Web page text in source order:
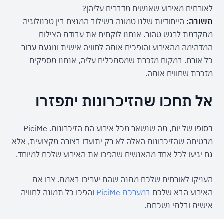
לאורחים מאירוע שאנשים מדברים עליהן?
תשובה:
מזכרת שחווים אותה.
אל תחכו שהזיכרונות יתפזרו
גם יגיעו לכל אחד מהאנשים שהפכו את האירוע שלכם למיוחד.
האירוע הבא שלכם במערכת PiciMe
אישית ובלתי נשכחת.